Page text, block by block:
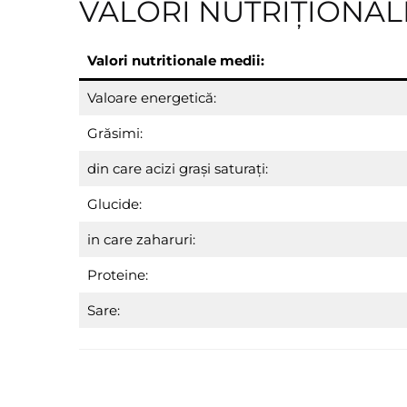
VALORI
Valori nutritionale medii:
Valoare energetică:
Grăsimi:
din care acizi grași saturaţi:
Glucide:
in care zaharuri:
Proteine:
Sare: